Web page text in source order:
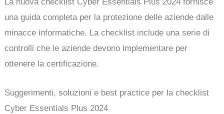
una guida completa per la protezione delle aziende dalle
minacce informatiche. La checklist include una serie di
controlli che le aziende devono implementare per
ottenere la certificazione.
Suggerimenti, soluzioni e best practice per la checklist
Cyber Essentials Plus 2024